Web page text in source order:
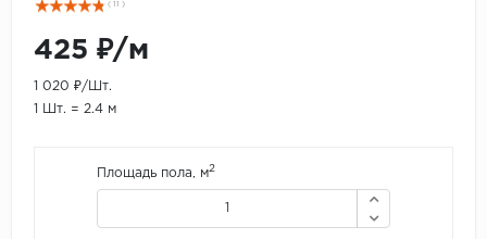
( 11 )
425 ₽/м
1 020 ₽/Шт.
1 Шт. = 2.4 м
Площадь пола, м2